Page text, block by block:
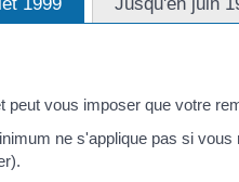
peut vous imposer que votre
ne s'applique pas si